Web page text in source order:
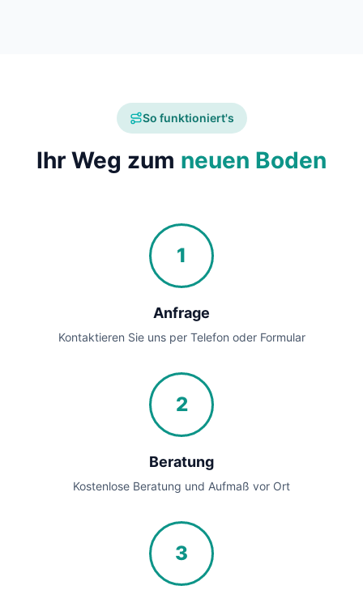
So funktioniert's
Ihr Weg zum neuen Boden
1
Anfrage
Kontaktieren Sie uns per Telefon oder Formular
2
Beratung
Kostenlose Beratung und Aufmaß vor Ort
3